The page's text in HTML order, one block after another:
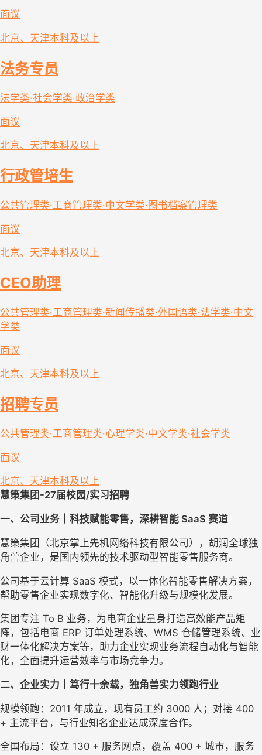
面议
北京、天津本科及以上
法务专员
法学类·社会学类·政治学类
面议
北京、天津本科及以上
行政管培生
公共管理类·工商管理类·中文学类·图书档案管理类
面议
北京、天津本科及以上
CEO助理
公共管理类·工商管理类·新闻传播类·外国语类·法学类·中文
学类
面议
北京、天津本科及以上
招聘专员
公共管理类·工商管理类·心理学类·中文学类·社会学类
面议
北京、天津本科及以上
慧策集团-27届校园 /实习招聘
一、公司业务｜科技赋能零售， 深耕智能 SaaS 赛道
慧策集团（北京掌上先机网络科技有限公司），胡润全球独
角兽企业，是国内领先的技术驱动型智能零售服务商。
公司基于云计算 SaaS 模式，以一体化智能零售解决方案，
帮助零售企业实现数字化、智能化升级与规模化发展。
集团专注 To B 业务，为电商企业量身打造高效能产品矩
阵，包括电商 ERP 订单处理系统、WMS 仓储管理系统、业
财一体化解决方案等，助力企业实现业务流程自动化与智能
化，全面提升运营效率与市场竞争力。
二、企业实力｜ 笃行十余载，独角兽实力领跑行业
规模领跑：2011 年成立，现有员工约 3000 人；对接 400
+ 主流平台，与行业知名企业达成深度合作。
全国布局：设立 130 + 服务网点，覆盖 400 + 城市，服务